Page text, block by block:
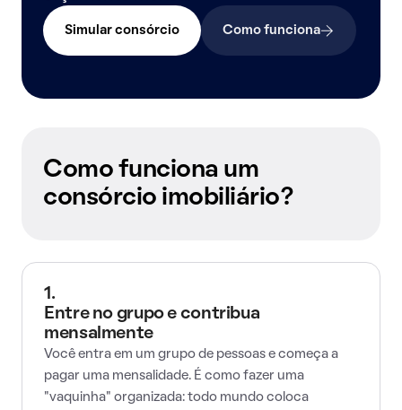
Simular consórcio Como funciona
Como funciona um
consórcio imobiliário?
1.
Entre no grupo e contribua
mensalmente
Você entra em um grupo de pessoas e começa a
pagar uma mensalidade. É como fazer uma
"vaquinha" organizada: todo mundo coloca